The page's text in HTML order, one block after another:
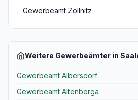
Gewerbeamt Zöllnitz
Weitere Gewerbeämter in
Gewerbeamt Albersdorf
Gewerbeamt Altenberga